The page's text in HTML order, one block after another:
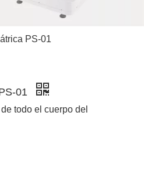
PS-01
01
todo el cuerpo del